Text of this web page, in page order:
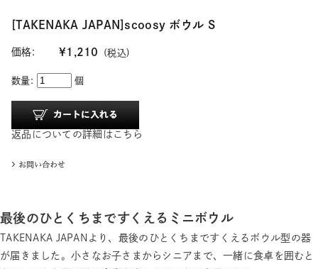
[TAKENAKA JAPAN]scoosy ボウル S
価格: ¥1,210 (税込)
数量: 個
返品についての詳細はこちら
最後のひとくちまですくえるミニボウル
TAKENAKA JAPANより、最後のひとくちまですくえるボウル型の器
が届きました。小さなお子さまからシニアまで、一緒に食卓を囲むと